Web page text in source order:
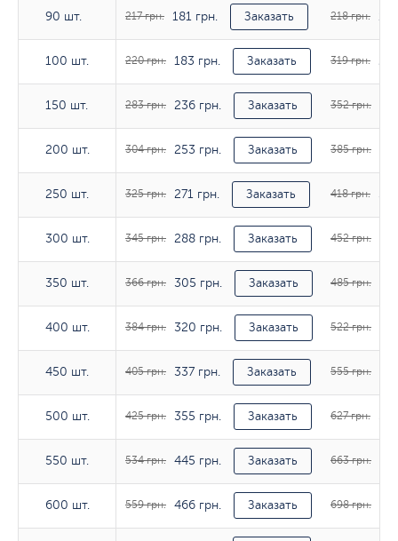
90 шт.
100 шт.
150 шт.
200 шт.
250 шт.
300 шт.
350 шт.
400 шт.
450 шт.
500 шт.
550 шт.
600 шт.
90 шт. 217 грн. 181 грн. Заказать 218 грн.
100 шт. 220 грн. 183 грн. Заказать 319 грн.
150 шт. 283 грн. 236 грн. Заказать 352 грн.
200 шт. 304 грн. 253 грн. Заказать 385 грн.
250 шт. 325 грн. 271 грн. Заказать 418 грн.
300 шт. 345 грн. 288 грн. Заказать 452 грн.
350 шт. 366 грн. 305 грн. Заказать 485 грн.
400 шт. 384 грн. 320 грн. Заказать 522 грн.
450 шт. 405 грн. 337 грн. Заказать 555 грн.
500 шт. 425 грн. 355 грн. Заказать 627 грн.
550 шт. 534 грн. 445 грн. Заказать 663 грн.
600 шт. 559 грн. 466 грн. Заказать 698 грн.